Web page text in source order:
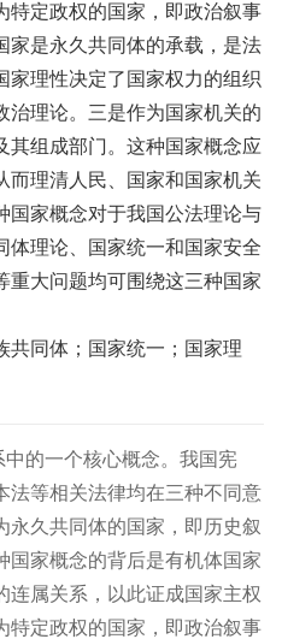
特定政权的国家，即政治叙事
家是永久共同体的承载，是法
家理性决定了国家权力的组织
治理论。三是作为国家机关的
其组成部门。这种国家概念应
而理清人民、国家和国家机关
国家概念对于我国公法理论与
体理论、国家统一和国家安全
重大问题均可围绕这三种国家
共同体；国家统一；国家理
中的一个核心概念。我国宪
法等相关法律均在三种不同意
永久共同体的国家，即历史叙
国家概念的背后是有机体国家
连属关系，以此证成国家主权
特定政权的国家，即政治叙事